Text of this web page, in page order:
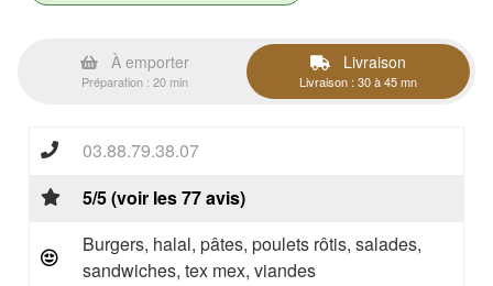
À emporter
Préparation : 20 min
Livraison
Livraison : 30 à 45 mn
03.88.79.38.07
5/5 (voir les 77 avis)
Burgers, halal, pâtes, poulets rôtis, salades,
sandwiches, tex mex, viandes